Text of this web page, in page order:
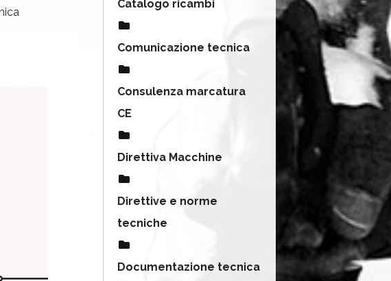
Catalogo ricambi
Comunicazione tecnica
Consulenza marcatura
CE
Direttiva Macchine
Direttive e norme
tecniche
Documentazione tecnica